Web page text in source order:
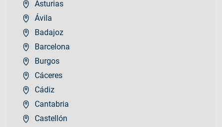
Asturias
Ávila
Badajoz
Barcelona
Burgos
Cáceres
Cádiz
Cantabria
Castellón